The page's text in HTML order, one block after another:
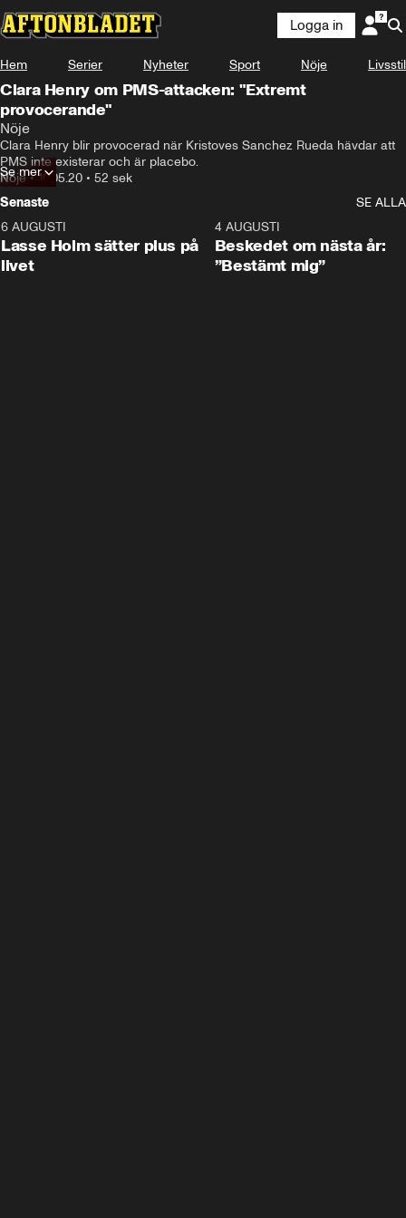
Logga in
Hem Serier Nyheter Sport Nöje Livsstil
Clara Henry om PMS-attacken: "Extremt
provocerande"
Nöje
Clara Henry blir provocerad när Kristoves Sanchez Rueda hävdar att
PMS inte existerar och är placebo.
Nöje•10.05.20 • 52 sek
Se mer
Senaste
SE ALLA
6 AUGUSTI
Lasse Holm sätter plus på
livet
4 AUGUSTI
Beskedet om nästa år:
”Bestämt mig”